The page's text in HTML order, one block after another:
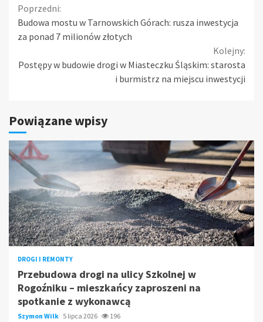
Continue
Reading
Poprzedni:
Budowa mostu w Tarnowskich Górach: rusza inwestycja
za ponad 7 milionów złotych
Kolejny:
Postępy w budowie drogi w Miasteczku Śląskim: starosta
i burmistrz na miejscu inwestycji
Powiązane wpisy
DROGI I REMONTY
Przebudowa drogi na ulicy Szkolnej w
Rogoźniku – mieszkańcy zaproszeni na
spotkanie z wykonawcą
Szymon Wilk 5 lipca 2026 196